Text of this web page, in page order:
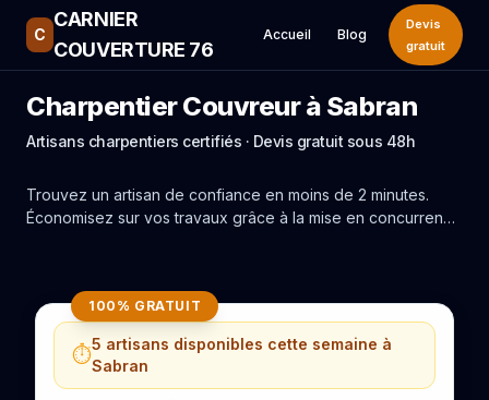
C
CARNIER
COUVERTURE 76
Accueil Blog
Devis
gratuit
Charpentier Couvreur à Sabran
Artisans charpentiers certifiés · Devis gratuit sous 48h
Trouvez un artisan de confiance en moins de 2 minutes.
Économisez sur vos travaux grâce à la mise en concurrence
100% GRATUIT
⏱️5 artisans disponibles cette semaine à
Sabran